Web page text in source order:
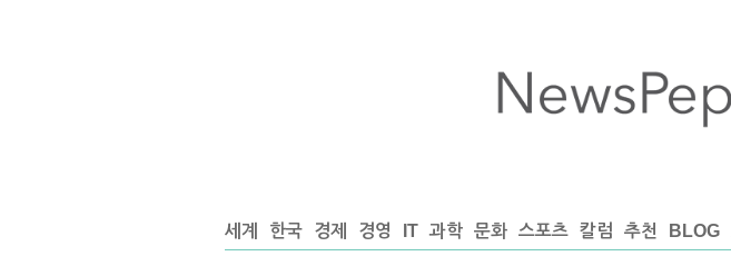
세계 한국 경제 경영 IT 과학 문화 스포츠 칼럼 추천 BLOG